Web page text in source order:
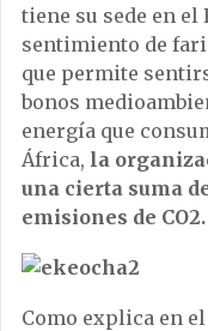
tiene su sede en
sentimiento de
que permite
bonos
energía que
África, la
una cierta suma
emisiones de CO2.
Como explica en